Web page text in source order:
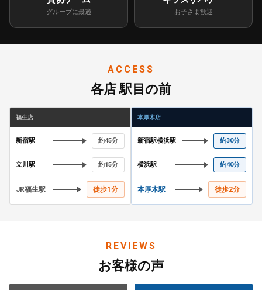
グループに最適 お子さま歓迎
ACCESS
各店 駅目の前
福生店
新宿駅 約45分
立川駅 約15分
JR福生駅 徒歩1分
本厚木店
新宿駅横浜駅 約30分
横浜駅 約40分
本厚木駅 徒歩2分
REVIEWS
お客様の声